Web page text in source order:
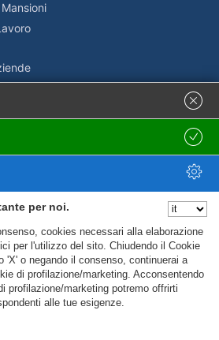
di lavoro su Cercolavoro.com
per noi.
cookies necessari alla elaborazione
per l'utilizzo del sito. Chiudendo il Cookie
'X' o negando il consenso, continuerai a
di profilazione/marketing. Acconsentendo
profilazione/marketing potremo offrirti
alle tue esigenze.